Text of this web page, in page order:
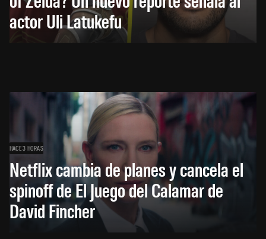
actor Uli Latukefu
HACE 3 HORAS
Netflix cambia de planes y cancela el
spinoff de El Juego del Calamar de
David Fincher